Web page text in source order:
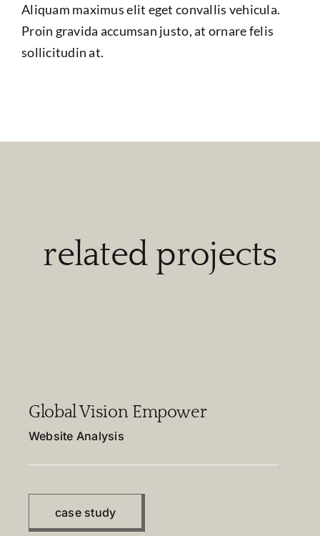
Aliquam maximus elit eget convallis vehicula.
Proin gravida accumsan justo, at ornare felis
sollicitudin at.
related projects
Global Vision Empower
Website Analysis
case study